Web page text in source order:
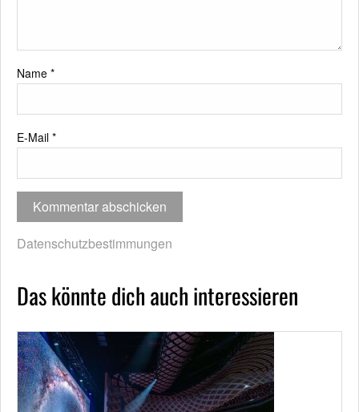
Name *
E-Mail *
Datenschutzbestimmungen
Das könnte dich auch interessieren